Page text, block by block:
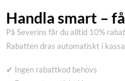
Handla smart –
På Severins får du alltid 10%
Rabatten dras automatiskt i
✔ Ingen rabattkod behövs